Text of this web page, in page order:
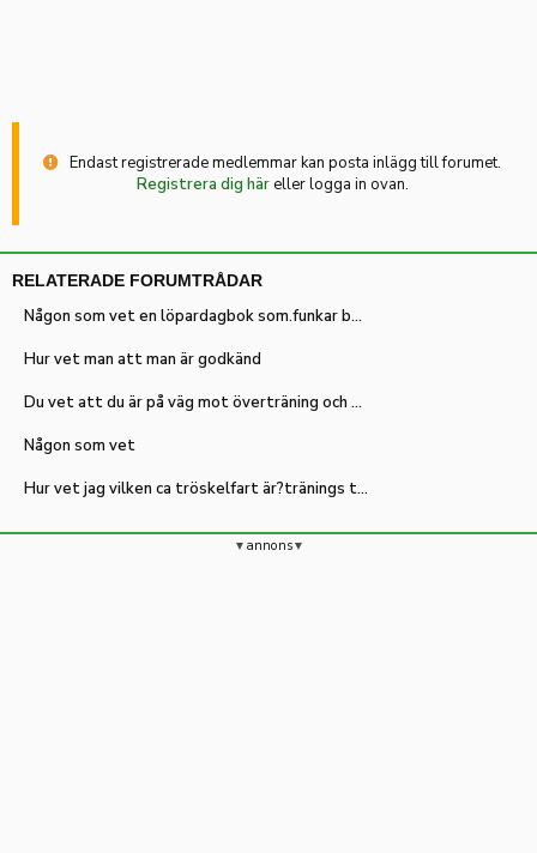
Endast registrerade medlemmar kan posta inlägg till forumet.
Registrera dig häreller logga in ovan.
RELATERADE FORUMTRÅDAR
Någon som vet en löpardagbok som.funkar bättre än jogg.se?
Hur vet man att man är godkänd
Du vet att du är på väg mot överträning och belastningsskador när du...
Någon som vet
Hur vet jag vilken ca tröskelfart är?tränings tips
annons